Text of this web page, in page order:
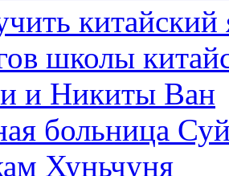
школы
и Никиты Ван
больница
Хуньчуня